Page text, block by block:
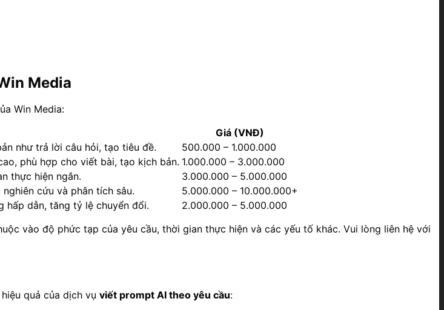
Media
Win Media:
Giá (VNĐ)
như trả lời câu hỏi, tạo tiêu đề.
500.000 – 1.000.000
phù hợp cho viết bài, tạo kịch bản. 1.000.000 – 3.000.000
thực hiện ngắn.
3.000.000 – 5.000.000
cứu và phân tích sâu.
5.000.000 – 10.000.000+
hấp dẫn, tăng tỷ lệ chuyển đổi.
2.000.000 – 5.000.000
vào độ phức tạp của yêu cầu, thời gian thực hiện và các yếu tố khác. Vui lòng liên hệ với
quả của dịch vụ viết prompt AI theo yêu cầu: